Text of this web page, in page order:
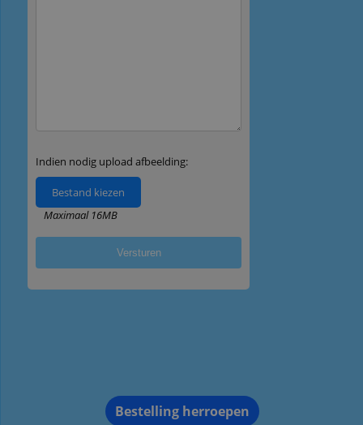
Bestelling herroepen